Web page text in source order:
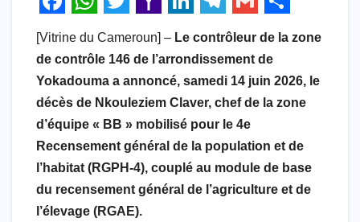
F
a
c
e
b
o
o
k
W
h
a
t
s
A
p
p
T
w
i
t
t
e
r
a
h
o
o
M
a
i
L
i
n
k
e
d
I
e
l
e
g
r
a
G
m
a
i
l
S
h
a
r
[Vitrine du Cameroun] – Le contrôleur de la zone
de contrôle 146 de l’arrondissement de
Yokadouma a annoncé, samedi 14 juin 2026, le
décès de Nkouleziem Claver, chef de la zone
d’équipe « BB » mobilisé pour le 4e
Recensement général de la population et de
l’habitat (RGPH-4), couplé au module de base
du recensement général de l’agriculture et de
l’élevage (RGAE).